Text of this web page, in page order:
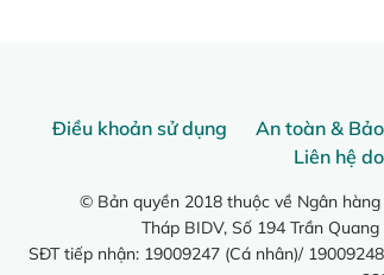
Điều khoản sử dụng An toàn &
Liên hệ
© Bản quyền 2018 thuộc về Ngân
Tháp BIDV, Số 194 Trần
SĐT tiếp nhận: 19009247 (Cá nhân)/